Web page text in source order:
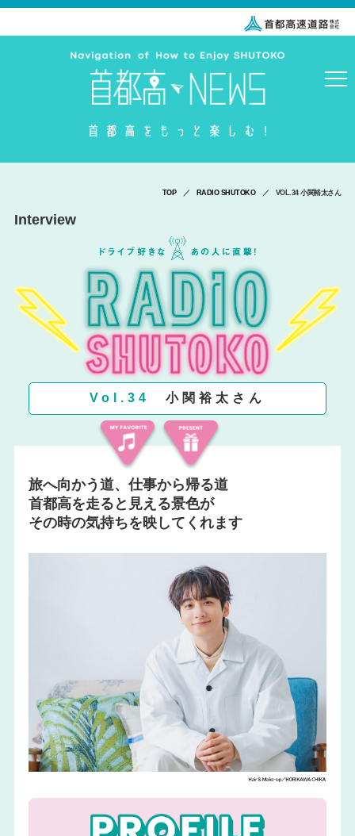
TOP／ RADIO SHUTOKO／ VOL.34 小関裕太さん
Interview
Vol.34 小関裕太さん
旅へ向かう道、仕事から帰る道
首都高を走ると見える景色が
その時の気持ちを映してくれます